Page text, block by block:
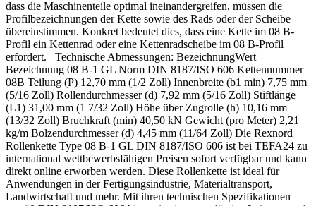
dass die Maschinenteile optimal ineinandergreifen, müssen die
Profilbezeichnungen der Kette sowie des Rads oder der Scheibe
übereinstimmen. Konkret bedeutet dies, dass eine Kette im 08 B-
Profil ein Kettenrad oder eine Kettenradscheibe im 08 B-Profil
erfordert. Technische Abmessungen: BezeichnungWert
Bezeichnung 08 B-1 GL Norm DIN 8187/ISO 606 Kettennummer
08B Teilung (P) 12,70 mm (1/2 Zoll) Innenbreite (b1 min) 7,75 mm
(5/16 Zoll) Rollendurchmesser (d) 7,92 mm (5/16 Zoll) Stiftlänge
(L1) 31,00 mm (1 7/32 Zoll) Höhe über Zugrolle (h) 10,16 mm
(13/32 Zoll) Bruchkraft (min) 40,50 kN Gewicht (pro Meter) 2,21
kg/m Bolzendurchmesser (d) 4,45 mm (11/64 Zoll) Die Rexnord
Rollenkette Type 08 B-1 GL DIN 8187/ISO 606 ist bei TEFA24 zu
international wettbewerbsfähigen Preisen sofort verfügbar und kann
direkt online erworben werden. Diese Rollenkette ist ideal für
Anwendungen in der Fertigungsindustrie, Materialtransport,
Landwirtschaft und mehr. Mit ihren technischen Spezifikationen